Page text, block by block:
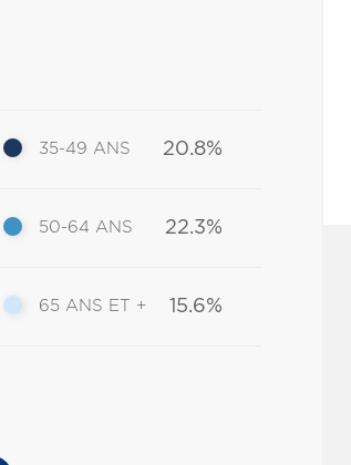
35-49 ANS 20.8%
50-64 ANS 22.3%
65 ANS ET + 15.6%